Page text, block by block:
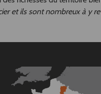
et ils sont nombreux à y